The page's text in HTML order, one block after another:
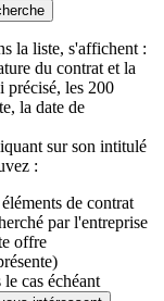
la liste, s'affichent :
du contrat et la
précisé, les 200
la date de
sur son intitulé
:
de contrat
par l'entreprise
offre
cas échéant